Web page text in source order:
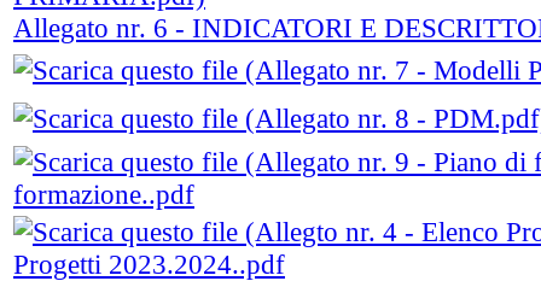
Allegato nr. 6 - INDICATORI E
formazione..pdf
Progetti 2023.2024..pdf